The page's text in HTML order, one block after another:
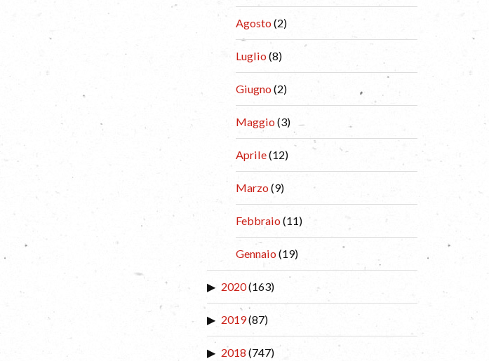
Agosto(2)
Luglio(8)
Giugno(2)
Maggio(3)
Aprile(12)
Marzo (9)
Febbraio(11)
Gennaio (19)
2020(163)
2019(87)
2018 (747)